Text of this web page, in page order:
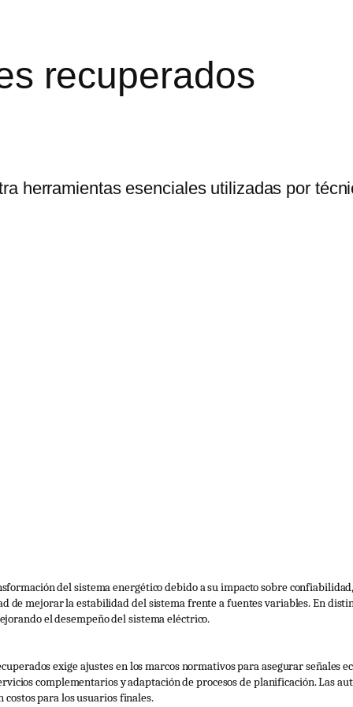
recuperados
del sistema energético debido a su impacto sobre
de mejorar la estabilidad del sistema frente a fuentes variables. En
el desempeño del sistema eléctrico.
exige ajustes en los marcos normativos para asegurar señales
complementarios y adaptación de procesos de planificación. Las
para los usuarios finales.